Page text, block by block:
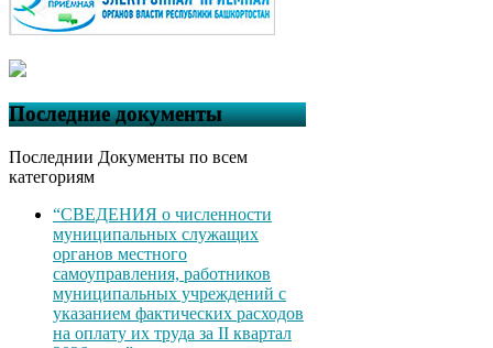
Последние документы
Последнии Документы по всем
категориям
“СВЕДЕНИЯ о численности
муниципальных служащих
органов местного
самоуправления, работников
муниципальных учреждений с
указанием фактических расходов
на оплату их труда за II квартал